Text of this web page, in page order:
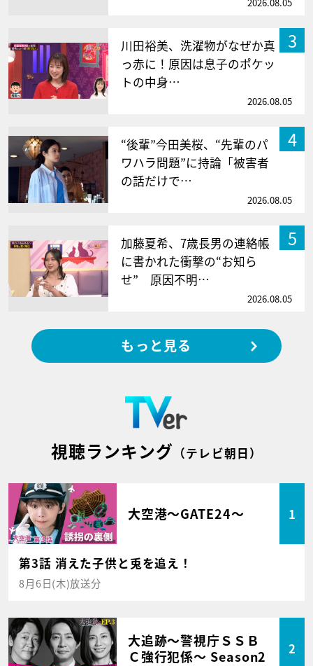
3
川田裕美、洗濯物がなぜか真
っ赤に！原因は息子のポケッ
トの中身…
2026.08.05
4
“後輩”今田美桜、“先輩のパ
ワハラ問題”に持論「被害者
の話だけで…
2026.08.05
5
加藤夏希、7歳長男の連絡帳
に書かれた衝撃の“お知ら
せ” 原因不明…
2026.08.05
もっと見る
視聴ランキング （テレビ朝日）
大空港～GATE24～ 1
第3話 消えた子供と兎を追え！
8月6日(木)放送分
大追跡～警視庁ＳＳＢ
Ｃ強行犯係～ Season2
2